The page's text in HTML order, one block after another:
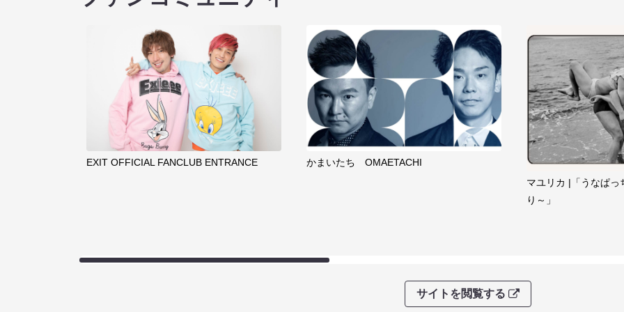
EXIT OFFICIAL FANCLUB ENTRANCE
かまいたち OMAETACHI
マユリカ |「うなぱっ
り～」
サイトを閲覧する